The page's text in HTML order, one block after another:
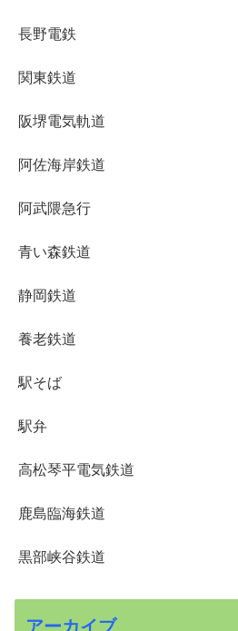
長野電鉄
関東鉄道
阪堺電気軌道
阿佐海岸鉄道
阿武隈急行
青い森鉄道
静岡鉄道
養老鉄道
駅そば
駅弁
高松琴平電気鉄道
鹿島臨海鉄道
黒部峡谷鉄道
アーカイブ